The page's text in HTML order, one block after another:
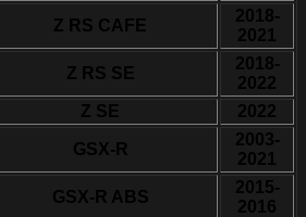
Z RS CAFE
2018-
2021
Z RS SE
2018-
2022
Z SE 2022
GSX-R
2003-
2021
GSX-R ABS
2015-
2016